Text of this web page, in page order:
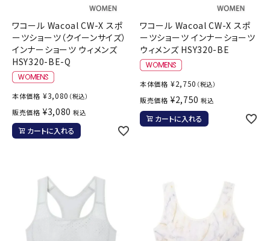
ワコール Wacoal CW-X スポ
ーツショーツ（クイーンサイズ）
インナーショーツ ウィメンズ
HSY320-BE-Q
本体価格 ¥3,080 （税込）
販売価格 ¥3,080 税込
カートに入れる
ワコール Wacoal CW-X スポ
ーツショーツ インナーショーツ
ウィメンズ HSY320-BE
本体価格 ¥2,750 （税込）
販売価格 ¥2,750 税込
カートに入れる